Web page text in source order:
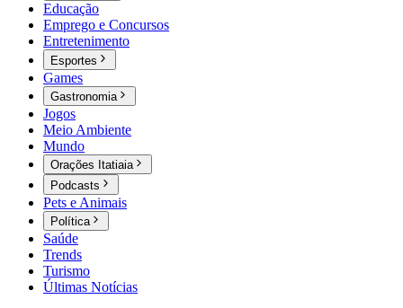
Educação
Emprego e Concursos
Entretenimento
Esportes
Games
Gastronomia
Jogos
Meio Ambiente
Mundo
Orações Itatiaia
Podcasts
Pets e Animais
Política
Saúde
Trends
Turismo
Últimas Notícias